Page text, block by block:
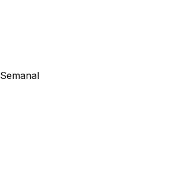
Semanal